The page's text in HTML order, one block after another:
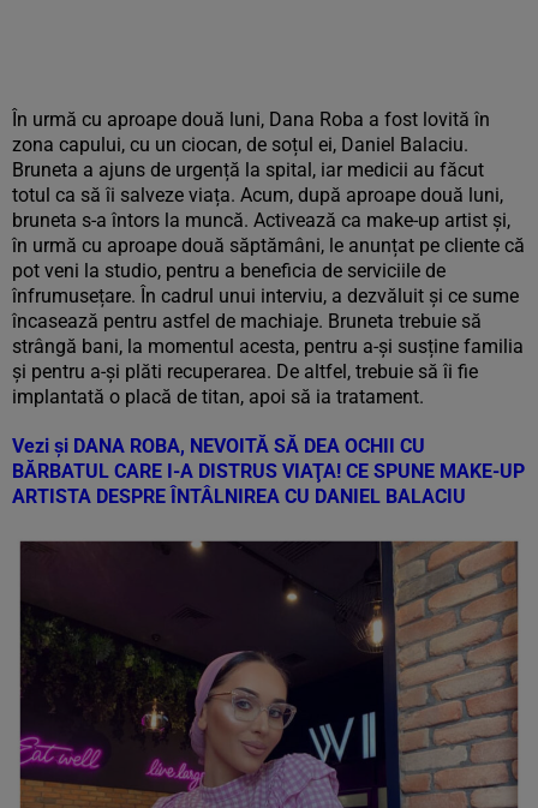
În urmă cu aproape două luni, Dana Roba a fost lovită în
zona capului, cu un ciocan, de soțul ei, Daniel Balaciu.
Bruneta a ajuns de urgență la spital, iar medicii au făcut
totul ca să îi salveze viața. Acum, după aproape două luni,
bruneta s-a întors la muncă. Activează ca make-up artist și,
în urmă cu aproape două săptămâni, le anunțat pe cliente că
pot veni la studio, pentru a beneficia de serviciile de
înfrumusețare. În cadrul unui interviu, a dezvăluit și ce sume
încasează pentru astfel de machiaje. Bruneta trebuie să
strângă bani, la momentul acesta, pentru a-și susține familia
și pentru a-și plăti recuperarea. De altfel, trebuie să îi fie
implantată o placă de titan, apoi să ia tratament.
Vezi și DANA ROBA, NEVOITĂ SĂ DEA OCHII CU
BĂRBATUL CARE I-A DISTRUS VIAŢA! CE SPUNE MAKE-UP
ARTISTA DESPRE ÎNTÂLNIREA CU DANIEL BALACIU